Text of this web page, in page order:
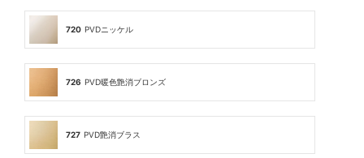
720 PVDニッケル
726 PVD暖色艶消ブロンズ
727 PVD艶消ブラス